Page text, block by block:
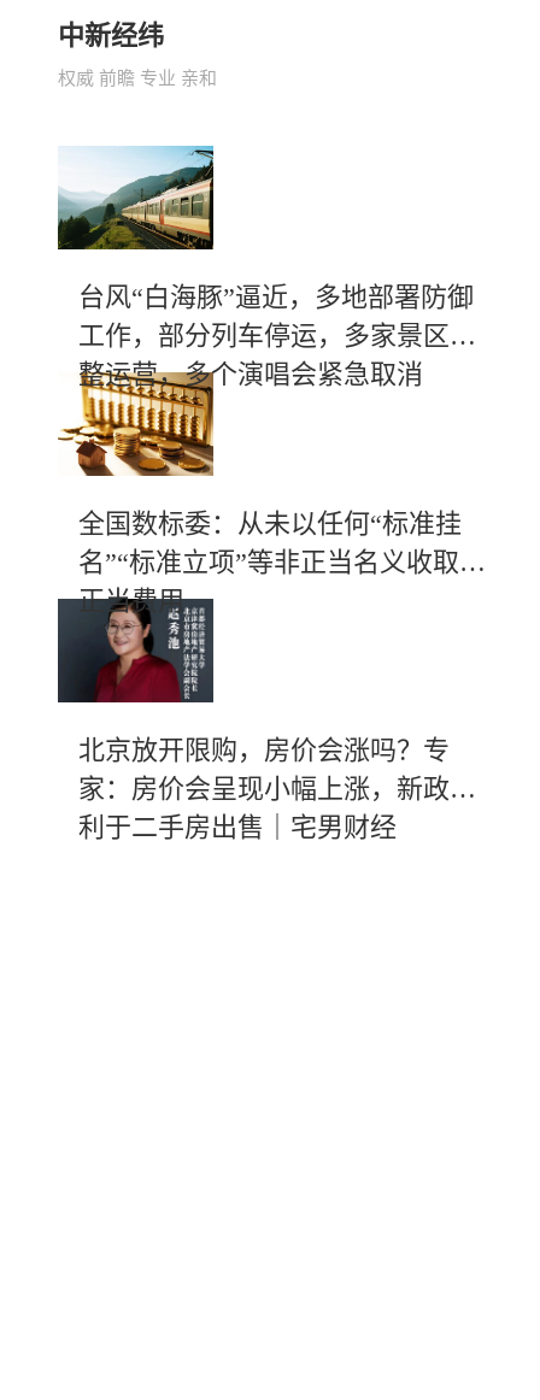
中新经纬
权威 前瞻 专业 亲和
台风“白海豚”逼近，多地部署防御
工作，部分列车停运，多家景区调
整运营，多个演唱会紧急取消
全国数标委：从未以任何“标准挂
名”“标准立项”等非正当名义收取不
正当费用
北京放开限购，房价会涨吗？专
家：房价会呈现小幅上涨，新政有
利于二手房出售｜宅男财经